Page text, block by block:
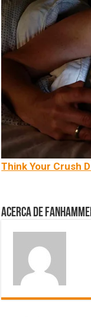
Think Your Crush
Acerca de